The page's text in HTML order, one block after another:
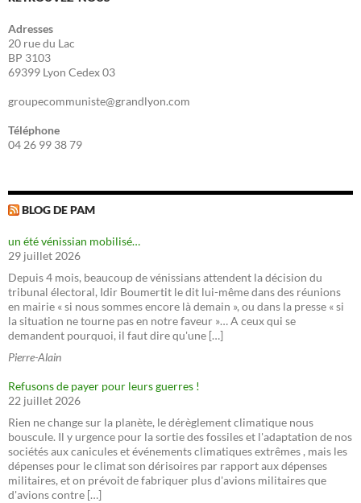
Adresses
20 rue du Lac
BP 3103
69399 Lyon Cedex 03
groupecommuniste@grandlyon.com
Téléphone
04 26 99 38 79
BLOG DE PAM
un été vénissian mobilisé…
29 juillet 2026
Depuis 4 mois, beaucoup de vénissians attendent la décision du
tribunal électoral, Idir Boumertit le dit lui-même dans des réunions
en mairie « si nous sommes encore là demain », ou dans la presse « si
la situation ne tourne pas en notre faveur »… A ceux qui se
demandent pourquoi, il faut dire qu'une […]
Pierre-Alain
Refusons de payer pour leurs guerres !
22 juillet 2026
Rien ne change sur la planète, le dérèglement climatique nous
bouscule. Il y urgence pour la sortie des fossiles et l'adaptation de nos
sociétés aux canicules et événements climatiques extrêmes , mais les
dépenses pour le climat son dérisoires par rapport aux dépenses
militaires, et on prévoit de fabriquer plus d'avions militaires que
d'avions contre […]